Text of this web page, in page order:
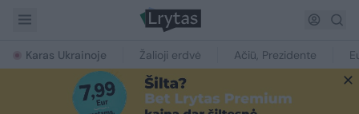
Karas Ukrainoje Žalioji erdvė Ačiū, Prezidente